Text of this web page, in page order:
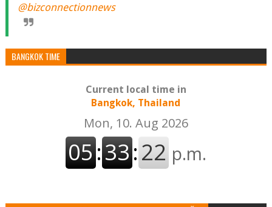
@bizconnectionnews
BANGKOK TIME
Current local time in
Bangkok, Thailand